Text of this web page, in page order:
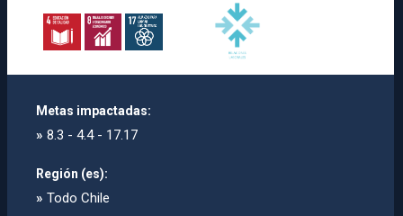
Metas impactadas:
» 8.3 - 4.4 - 17.17
Región (es):
» Todo Chile